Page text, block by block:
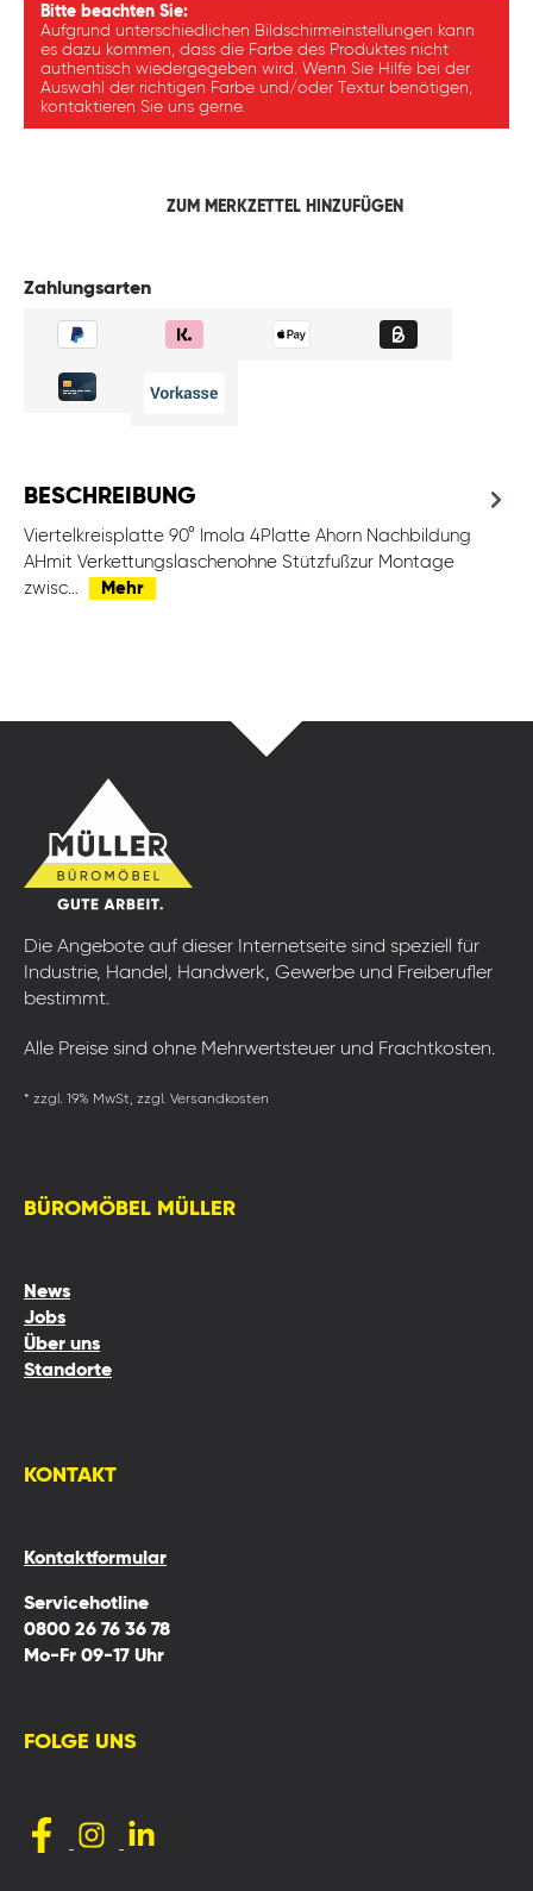
Bitte beachten Sie:
Aufgrund unterschiedlichen Bildschirmeinstellungen kann
es dazu kommen, dass die Farbe des Produktes nicht
authentisch wiedergegeben wird. Wenn Sie Hilfe bei der
Auswahl der richtigen Farbe und/oder Textur benötigen,
kontaktieren Sie uns gerne.
ZUM MERKZETTEL HINZUFÜGEN
Zahlungsarten
BESCHREIBUNG
Viertelkreisplatte 90° Imola 4Platte Ahorn Nachbildung
AHmit Verkettungslaschenohne Stützfußzur Montage
zwisc…
Mehr
Die Angebote auf dieser Internetseite sind speziell für
Industrie, Handel, Handwerk, Gewerbe und Freiberufler
bestimmt.
Alle Preise sind ohne Mehrwertsteuer und Frachtkosten.
* zzgl. 19% MwSt, zzgl. Versandkosten
BÜROMÖBEL MÜLLER
News
Jobs
Über uns
Standorte
KONTAKT
Kontaktformular
Servicehotline
0800 26 76 36 78
Mo-Fr 09-17 Uhr
FOLGE UNS